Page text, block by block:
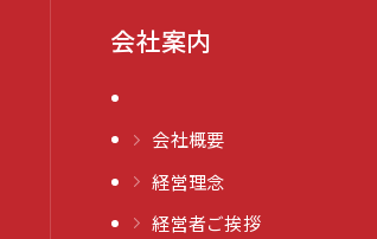
会社案内
会社概要
経営理念
経営者ご挨拶